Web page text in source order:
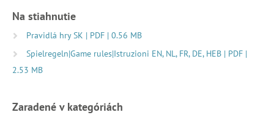
Na stiahnutie
Pravidlá hry SK | PDF | 0.56 MB
Spielregeln|Game rules|Istruzioni EN, NL, FR, DE, HEB | PDF |
2.53 MB
Zaradené v kategóriách